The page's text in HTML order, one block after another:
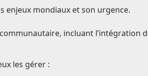
enjeux mondiaux et son urgence.
incluant l’intégration
les gérer :